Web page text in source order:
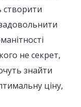
створити
не секрет,
знайти
ціну,